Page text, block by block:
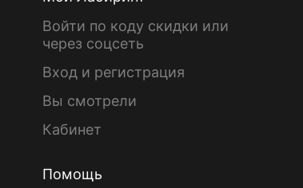
Войти по коду скидки или
через соцсеть
Вход и регистрация
Вы смотрели
Кабинет
Помощь